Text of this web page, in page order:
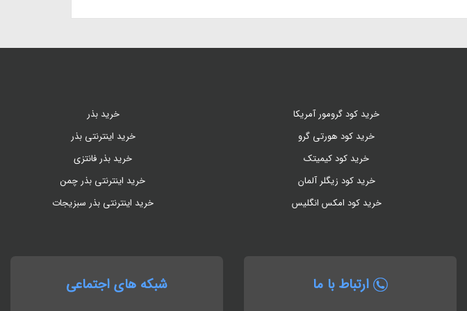
خرید کود گرومور آمریکا
خرید کود هورتی گرو
خرید کود کیمیتک
خرید کود زیگلر آلمان
خرید کود امکس انگلیس
خرید بذر
خرید اینترنتی بذر
خرید بذر فانتزی
خرید اینترنتی بذر چمن
خرید اینترنتی بذر سبزیجات
ارتباط با ما شبکه های اجتماعی